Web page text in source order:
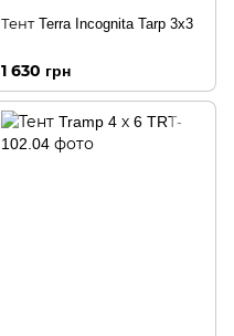
Тент Terra Incognita Tarp 3x3
1 630 грн